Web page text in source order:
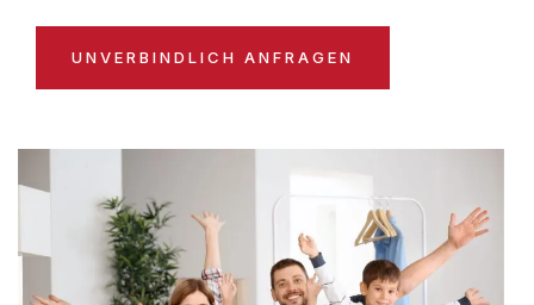
UNVERBINDLICH ANFRAGEN